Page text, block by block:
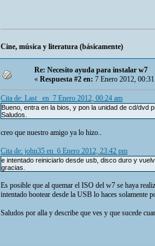
Cine, música y literatura (básicamente)
Re: Necesito ayuda para instalar w7
«Respuesta #2 en:7 Enero 2012,
Cita de: Last_ en 7 Enero 2012, 00:24 am
Bueno, entra en la bios, y pon la unidad de cd/dvd
Saludos.
creo que nuestro amigo ya lo hizo..
Cita de: john35 en 6 Enero 2012, 23:42 pm
e intentado reiniciarlo desde usb, disco duro y
gracias.
Es posible que al quemar el ISO del w7 se haya
intentado bootear desde la USB lo haces
Saludos por alla y describe que ves y que sucede